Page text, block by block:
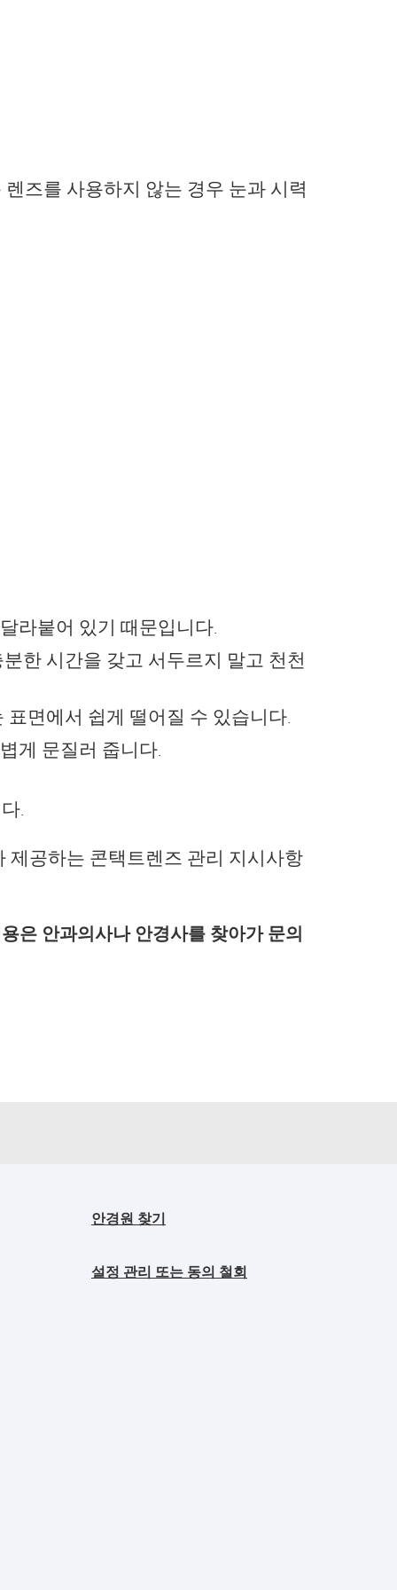
즈를 사용하지 않는 경우 눈과 시력
라붙어 있기 때문입니다.
한 시간을 갖고 서두르지 말고 천천
면에서 쉽게 떨어질 수 있습니다.
게 문질러 줍니다.
.
공하는 콘택트렌즈 관리 지시사항
은 안과의사나 안경사를 찾아가 문의
안경원 찾기
설정 관리 또는 동의 철회